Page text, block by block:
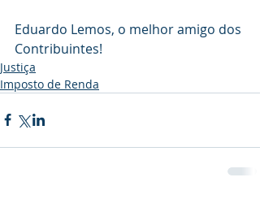
Eduardo Lemos, o melhor amigo dos
Contribuintes!
Justiça
Imposto de Renda